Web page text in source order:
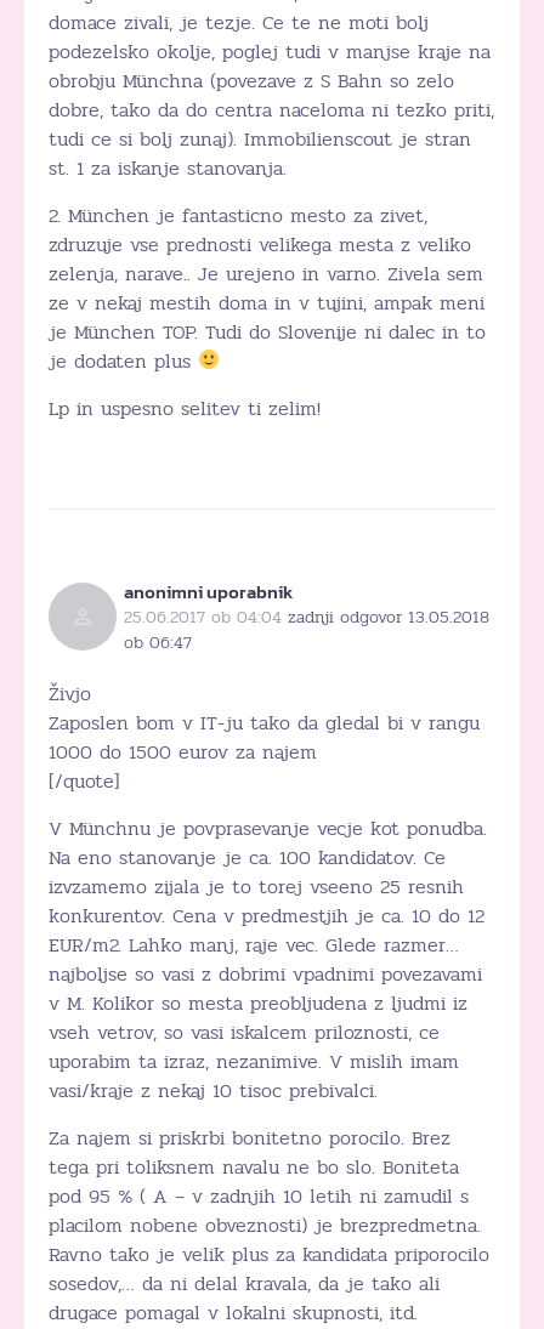
domace zivali, je tezje. Ce te ne moti bolj
podezelsko okolje, poglej tudi v manjse kraje na
obrobju Münchna (povezave z S Bahn so zelo
dobre, tako da do centra naceloma ni tezko priti,
tudi ce si bolj zunaj). Immobilienscout je stran
st. 1 za iskanje stanovanja.
2. München je fantasticno mesto za zivet,
zdruzuje vse prednosti velikega mesta z veliko
zelenja, narave.. Je urejeno in varno. Zivela sem
ze v nekaj mestih doma in v tujini, ampak meni
je München TOP. Tudi do Slovenije ni dalec in to
je dodaten plus
Lp in uspesno selitev ti zelim!
anonimni uporabnik
25.06.2017 ob 04:04 zadnji odgovor 13.05.2018
ob 06:47
Živjo
Zaposlen bom v IT-ju tako da gledal bi v rangu
1000 do 1500 eurov za najem
[/quote]
V Münchnu je povprasevanje vecje kot ponudba.
Na eno stanovanje je ca. 100 kandidatov. Ce
izvzamemo zijala je to torej vseeno 25 resnih
konkurentov. Cena v predmestjih je ca. 10 do 12
EUR/m2. Lahko manj, raje vec. Glede razmer…
najboljse so vasi z dobrimi vpadnimi povezavami
v M. Kolikor so mesta preobljudena z ljudmi iz
vseh vetrov, so vasi iskalcem priloznosti, ce
uporabim ta izraz, nezanimive. V mislih imam
vasi/kraje z nekaj 10 tisoc prebivalci.
Za najem si priskrbi bonitetno porocilo. Brez
tega pri toliksnem navalu ne bo slo. Boniteta
pod 95 % ( A – v zadnjih 10 letih ni zamudil s
placilom nobene obveznosti) je brezpredmetna.
Ravno tako je velik plus za kandidata priporocilo
sosedov,… da ni delal kravala, da je tako ali
drugace pomagal v lokalni skupnosti, itd.